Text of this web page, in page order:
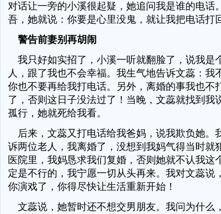
对话让一旁的小溪很起疑，她追问我是谁的电话
吾，她就说：你要是心里没鬼，就让我把电话打
警告前妻别再胡闹
我只好如实招了，小溪一听就翻脸了，说我是
人，跟了我也不会幸福。我生气地告诉文蕊：我
你也不要再给我打电话。另外，离婚的事我也不
了，否则这日子没法过了！当晚，文蕊就找到我
孤行，她就死给我看。
后来，文蕊又打电话给我爸妈，说我欺负她。
诉两位老人，我离婚了，没想到我妈气得当时就
医院里，我妈恳求我们复婚，否则她就不认我这
定是不行的，我宁愿一切从头再来。我对文蕊说
你演戏了，你得尽快让生活重新开始！
文蕊说，她暂时还不想交男朋友。我问为什么